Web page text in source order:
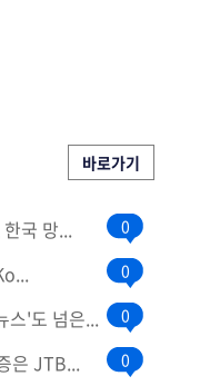
바로가기
국 망... 0
0
스'도 넘은... 0
은 JTB... 0